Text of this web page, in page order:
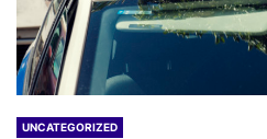
UNCATEGORIZED